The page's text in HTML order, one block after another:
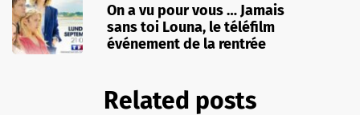
On a vu pour vous … Jamais
sans toi Louna, le téléfilm
événement de la rentrée
Related posts